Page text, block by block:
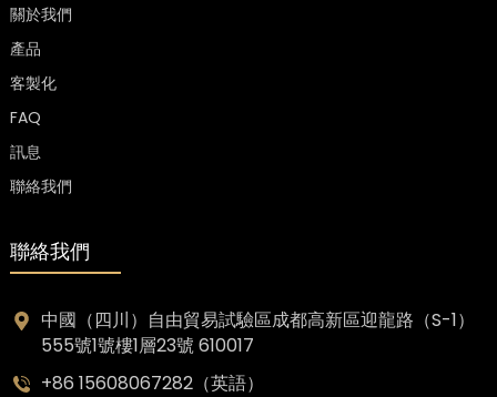
關於我們
產品
客製化
FAQ
訊息
聯絡我們
聯絡我們
中國（四川）自由貿易試驗區成都高新區迎龍路（S-1）
555號1號樓1層23號 610017
+86 15608067282（英語）